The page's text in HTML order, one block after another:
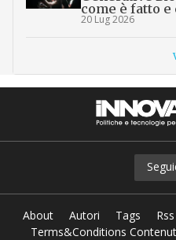
come è fatto e
20 Lug 2026
About Autori Tags
Terms&Conditions